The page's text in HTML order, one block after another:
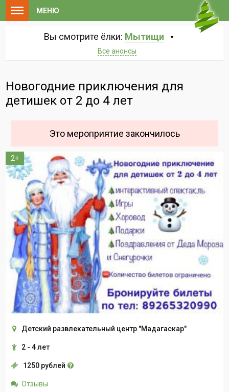
МЕНЮ
Вы смотрите ёлки: Мытищи
Все анонсы
Новогодние приключения для
детишек от 2 до 4 лет
Это мероприятие закончилось
2+
Детский развлекательный центр "Мадагаскар"
2 - 4 лет
1250 рублей
Отзывы